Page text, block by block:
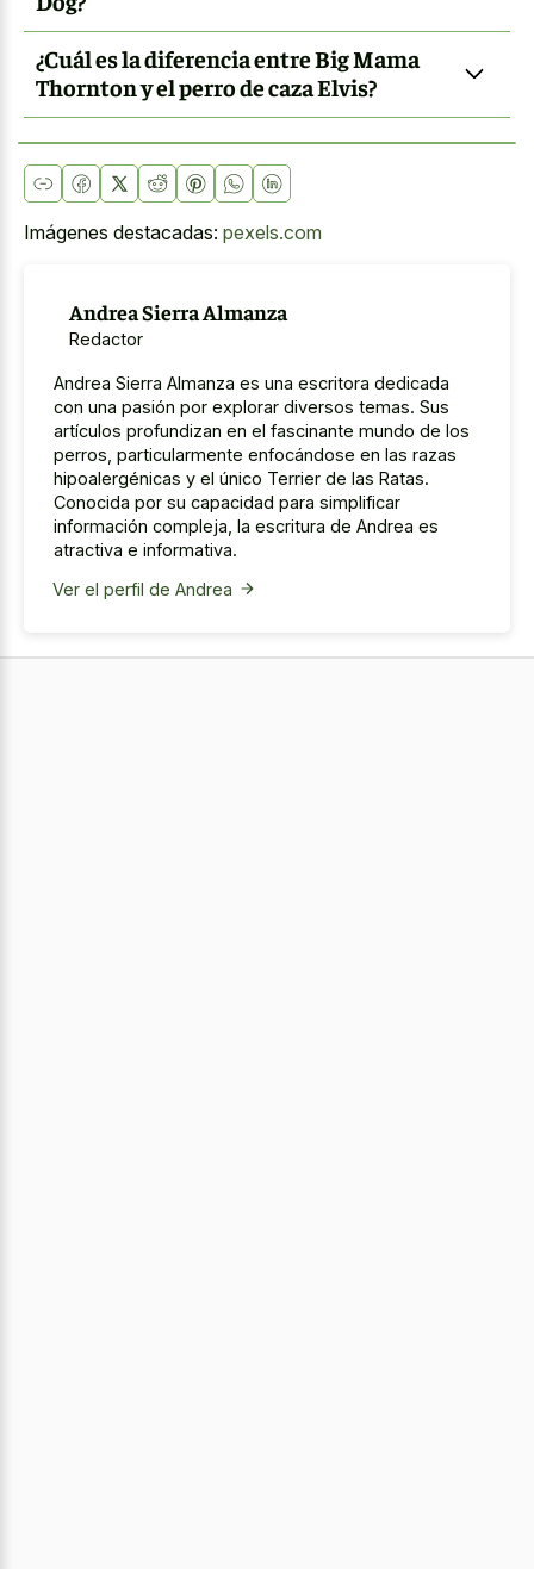
¿Cuál es la diferencia entre Big Mama
Thornton y el perro de caza Elvis?
Imágenes destacadas: pexels.com
Andrea Sierra Almanza
Redactor
Andrea Sierra Almanza es una escritora dedicada
con una pasión por explorar diversos temas. Sus
artículos profundizan en el fascinante mundo de los
perros, particularmente enfocándose en las razas
hipoalergénicas y el único Terrier de las Ratas.
Conocida por su capacidad para simplificar
información compleja, la escritura de Andrea es
atractiva e informativa.
Ver el perfil de Andrea